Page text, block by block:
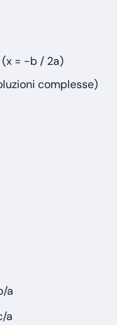
= −b / 2a)
complesse)
a
a